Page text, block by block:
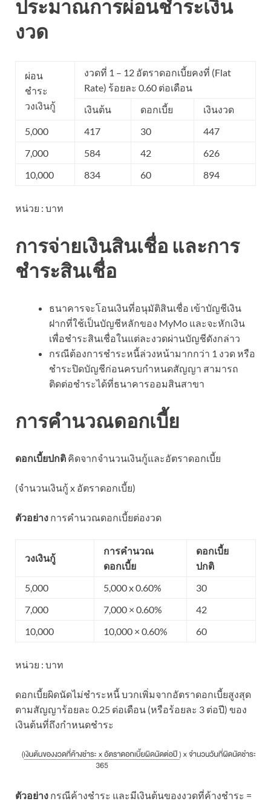
ประมาณการผ่อนชำระเงิน
งวด
ผ่อน
ชำระ
วงเงินกู้
งวดที่ 1 – 12 อัตราดอกเบี้ยคงที่ (Flat
Rate) ร้อยละ 0.60 ต่อเดือน
เงินต้น
ดอกเบี้ย
เงินงวด
5,000
417 30
447
7,000
584 42
626
10,000
834 60 894
หน่วย : บาท
การจ่ายเงินสินเชื่อ และการ
ชำระสินเชื่อ
ธนาคารจะโอนเงินที่อนุมัติสินเชื่อ เข้าบัญชีเงิน
ฝากที่ใช้เป็นบัญชีหลักของ MyMo และจะหักเงิน
เพื่อชำระสินเชื่อในแต่ละงวดผ่านบัญชีดังกล่าว
กรณีต้องการชำระหนี้ล่วงหน้ามากกว่า 1 งวด หรือ
ชำระปิดบัญชีก่อนครบกำหนดสัญญา สามารถ
ติดต่อชำระได้ที่ธนาคารออมสินสาขา
การคำนวณดอกเบี้ย
ดอกเบี้ยปกติ คิดจากจำนวนเงินกู้และอัตราดอกเบี้ย
(จำนวนเงินกู้ x อัตราดอกเบี้ย)
ตัวอย่าง การคำนวณดอกเบี้ยต่องวด
วงเงินกู้
การคำนวณ
ดอกเบี้ย
ดอกเบี้ย
ปกติ
5,000
5,000 x 0.60%
30
7,000
7,000 × 0.60%
42
10,000
10,000 × 0.60% 60
หน่วย : บาท
ดอกเบี้ยผิดนัดไม่ชำระหนี้บวกเพิ่มจากอัตราดอกเบี้ยสูงสุด
ตามสัญญาร้อยละ 0.25 ต่อเดือน (หรือร้อยละ 3 ต่อปี) ของ
เงินต้นที่ถึงกำหนดชำระ
ตัวอย่าง กรณีค้างชำระ และมีเงินต้นของงวดที่ค้างชำระ =